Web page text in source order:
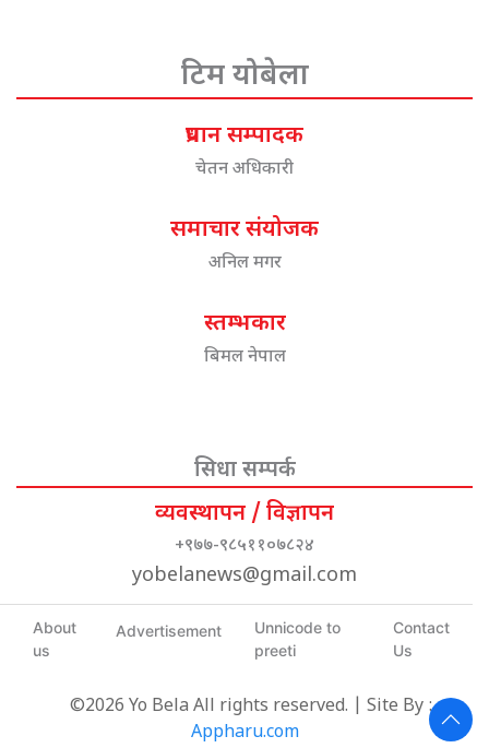
टिम योबेला
प्रधान सम्पादक
चेतन अधिकारी
समाचार संयोजक
अनिल मगर
स्तम्भकार
बिमल नेपाल
सिधा सम्पर्क
व्यवस्थापन / विज्ञापन
+९७७-९८५११०७८२४
yobelanews@gmail.com
About
us
Advertisement
Unnicode to
preeti
Contact
Us
©2026 Yo Bela All rights reserved. | Site By :
Appharu.com